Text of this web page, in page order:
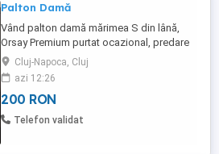
Palton Damă
Vând palton damă mărimea S din lână,
Orsay Premium purtat ocazional, predare
personală în Cluj-Napoca. Nu trimit în țară.
Cluj-Napoca, Cluj
azi 12:26
200 RON
Telefon validat